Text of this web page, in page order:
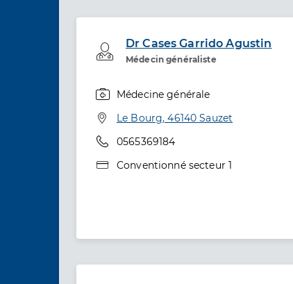
Dr Cases Garrido Agustin
Médecin généraliste
Professionel de santé
Médecine générale
Adresse
Le Bourg, 46140 Sauzet
Téléphone
0565369184
Type de convention
Conventionné secteur 1